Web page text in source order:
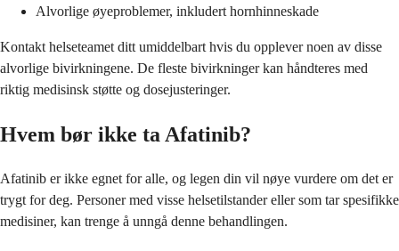
Alvorlige øyeproblemer, inkludert hornhinneskade
Kontakt helseteamet ditt umiddelbart hvis du opplever noen av disse
alvorlige bivirkningene. De fleste bivirkninger kan håndteres med
riktig medisinsk støtte og dosejusteringer.
Hvem bør ikke ta Afatinib?
Afatinib er ikke egnet for alle, og legen din vil nøye vurdere om det er
trygt for deg. Personer med visse helsetilstander eller som tar spesifikke
medisiner, kan trenge å unngå denne behandlingen.